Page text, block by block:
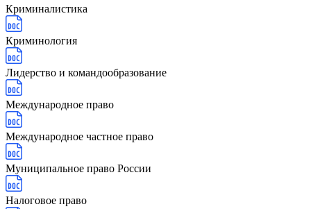
Криминалистика
Криминология
Лидерство и командообразование
Международное право
Международное частное право
Муниципальное право России
Налоговое право